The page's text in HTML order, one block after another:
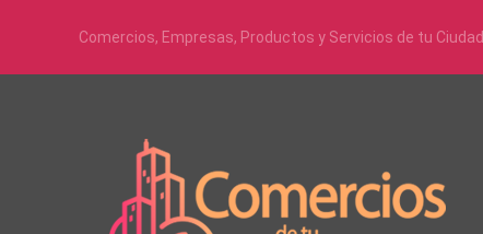
Comercios, Empresas, Productos y Servicios de tu Ciudad